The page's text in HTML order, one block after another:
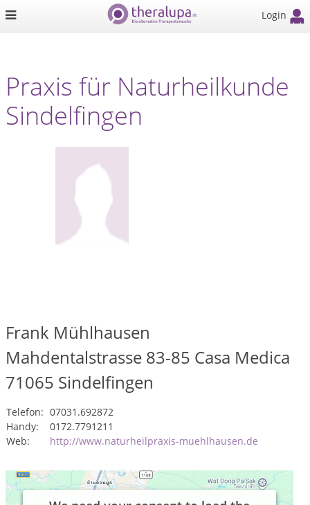
Login
Praxis für Naturheilkunde
Sindelfingen
Frank Mühlhausen
Mahdentalstrasse 83-85 Casa Medica
71065 Sindelfingen
Telefon: 07031.692872
Handy:
0172.7791211
Web:
http://www.naturheilpraxis-muehlhausen.de